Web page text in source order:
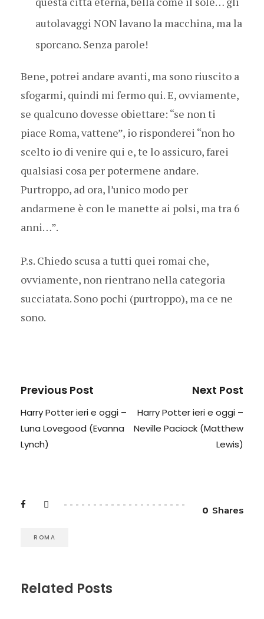
autolavaggi NON lavano la macchina, ma la
sporcano. Senza parole!
Bene, potrei andare avanti, ma sono riuscito a
sfogarmi, quindi mi fermo qui. E, ovviamente,
se qualcuno dovesse obiettare: “se non ti
piace Roma, vattene”, io risponderei “non ho
scelto io di venire qui e, te lo assicuro, farei
qualsiasi cosa per potermene andare.
Purtroppo, ad ora, l’unico modo per
andarmene è con le manette ai polsi, ma tra 6
anni…”.
P.s. Chiedo scusa a tutti quei romai che,
ovviamente, non rientrano nella categoria
succiatata. Sono pochi (purtroppo), ma ce ne
sono.
Previous Post
Harry Potter ieri e oggi –
Luna Lovegood (Evanna
Lynch)
Next Post
Harry Potter ieri e oggi –
Neville Paciock (Matthew
Lewis)
0 Shares
ROMA
Related Posts